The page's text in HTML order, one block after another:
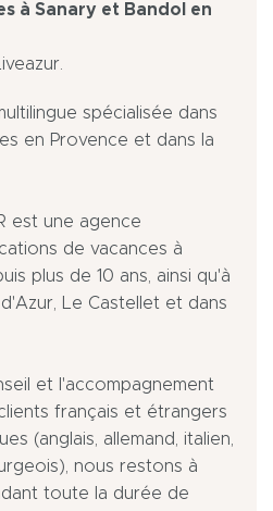
à Sanary et Bandol en
spécialisée dans
en Provence et dans la
est une agence
de vacances à
plus de 10 ans, ainsi qu'à
Le Castellet et dans
et l'accompagnement
français et étrangers
(anglais, allemand, italien,
nous restons à
toute la durée de